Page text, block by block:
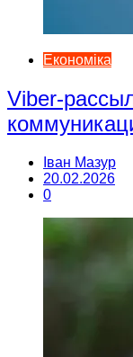
Економіка
Viber-
Іван Мазур
20.02.2026
0